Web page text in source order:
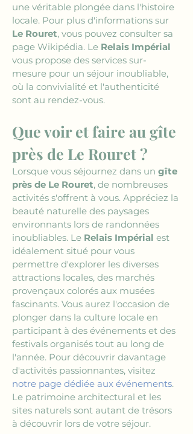
une véritable plongée dans l'histoire
locale. Pour plus d'informations sur
Le Rouret, vous pouvez consulter sa
page Wikipédia. Le Relais Impérial
vous propose des services sur-
mesure pour un séjour inoubliable,
où la convivialité et l'authenticité
sont au rendez-vous.
Que voir et faire au gîte
près de Le Rouret ?
Lorsque vous séjournez dans un gîte
près de Le Rouret, de nombreuses
activités s'offrent à vous. Appréciez la
beauté naturelle des paysages
environnants lors de randonnées
inoubliables. Le Relais Impérial est
idéalement situé pour vous
permettre d'explorer les diverses
attractions locales, des marchés
provençaux colorés aux musées
fascinants. Vous aurez l'occasion de
plonger dans la culture locale en
participant à des événements et des
festivals organisés tout au long de
l'année. Pour découvrir davantage
d'activités passionnantes, visitez
notre page dédiée aux événements.
Le patrimoine architectural et les
sites naturels sont autant de trésors
à découvrir lors de votre séjour.